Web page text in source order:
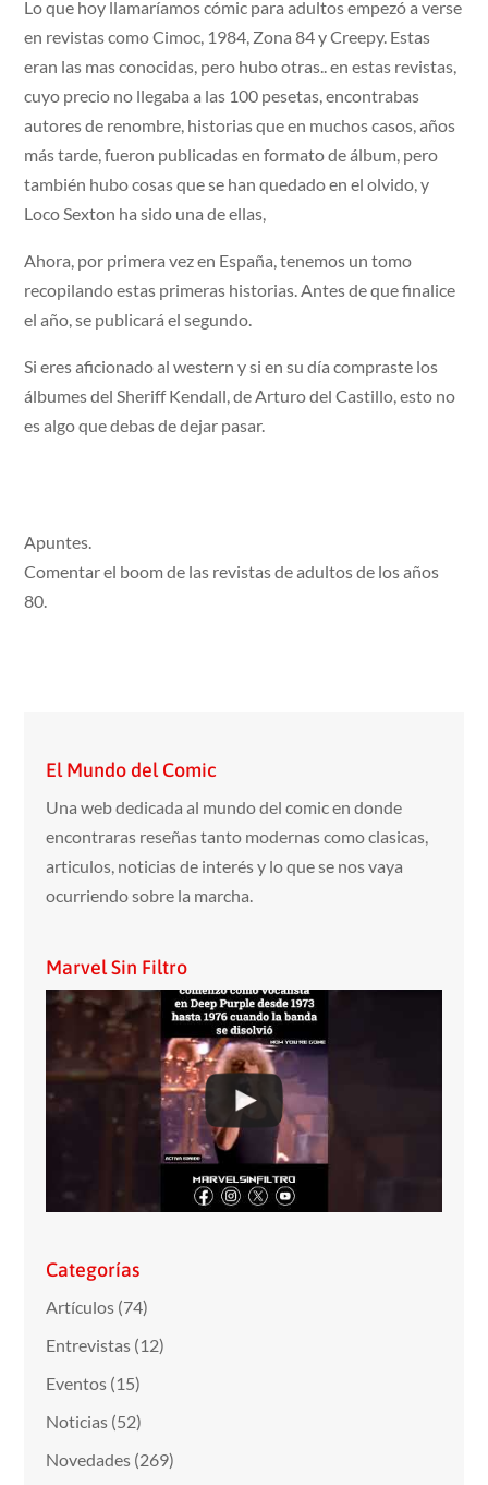
Lo que hoy llamaríamos cómic para adultos empezó a verse
en revistas como Cimoc, 1984, Zona 84 y Creepy. Estas
eran las mas conocidas, pero hubo otras.. en estas revistas,
cuyo precio no llegaba a las 100 pesetas, encontrabas
autores de renombre, historias que en muchos casos, años
más tarde, fueron publicadas en formato de álbum, pero
también hubo cosas que se han quedado en el olvido, y
Loco Sexton ha sido una de ellas,
Ahora, por primera vez en España, tenemos un tomo
recopilando estas primeras historias. Antes de que finalice
el año, se publicará el segundo.
Si eres aficionado al western y si en su día compraste los
álbumes del Sheriff Kendall, de Arturo del Castillo, esto no
es algo que debas de dejar pasar.
Apuntes.
Comentar el boom de las revistas de adultos de los años
80.
El Mundo del Comic
Una web dedicada al mundo del comic en donde
encontraras reseñas tanto modernas como clasicas,
articulos, noticias de interés y lo que se nos vaya
ocurriendo sobre la marcha.
Marvel Sin Filtro
Categorías
Artículos (74)
Entrevistas (12)
Eventos (15)
Noticias (52)
Novedades (269)